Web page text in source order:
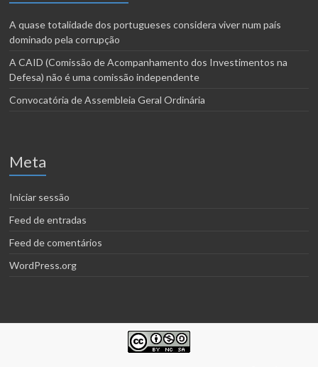
A quase totalidade dos portugueses considera viver num país
dominado pela corrupção
A CAID (Comissão de Acompanhamento dos Investimentos na
Defesa) não é uma comissão independente
Convocatória de Assembleia Geral Ordinária
Meta
Iniciar sessão
Feed de entradas
Feed de comentários
WordPress.org